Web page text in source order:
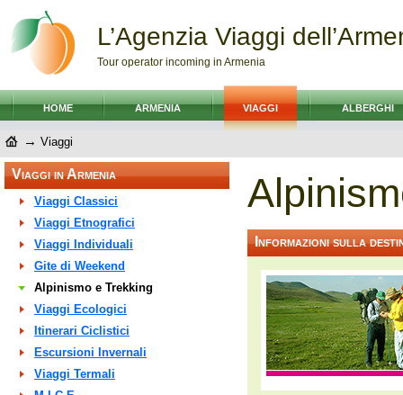
L’Agenzia Viaggi
Tour operator incoming in Armenia
HOME ARMENIA VIAGGI ALBERGHI
→ Viaggi
Viaggi in Armenia
Viaggi Classici
Viaggi Etnografici
Viaggi Individuali
Gite di Weekend
Alpinismo e Trekking
Viaggi Ecologici
Itinerari Ciclistici
Escursioni Invernali
Viaggi Termali
Informazioni sulla